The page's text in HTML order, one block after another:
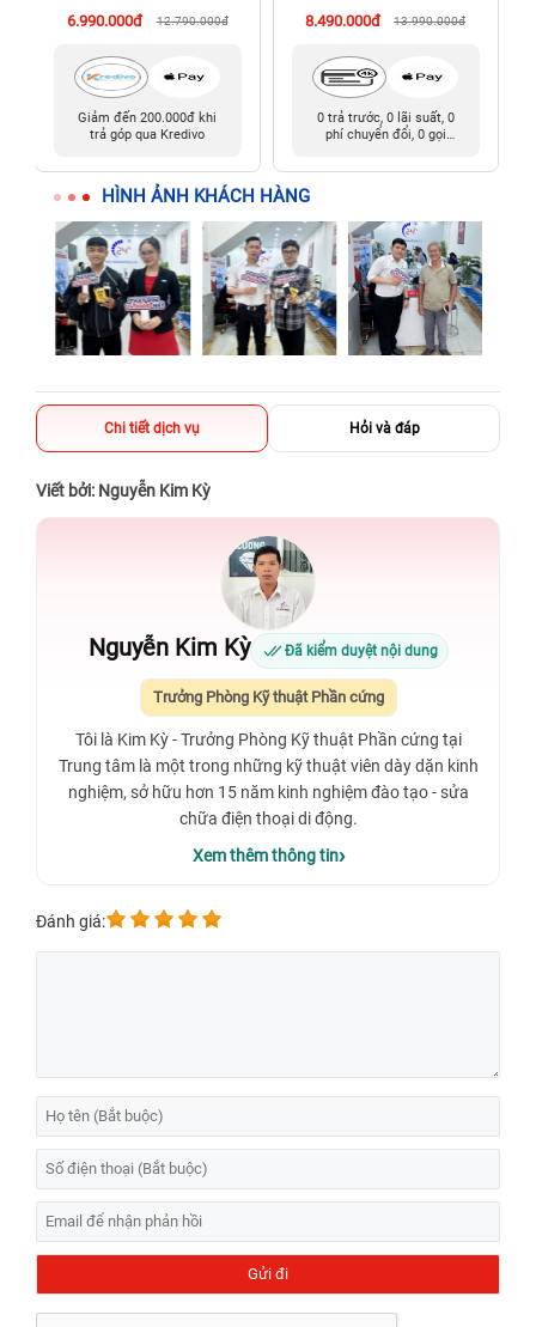
6.990.000đ 12.790.000đ
Giảm đến 200.000đ khi
trả góp qua Kredivo
8.490.000đ 13.990.000đ
0 trả trước, 0 lãi suất, 0
phí chuyển đổi, 0 gọi
HÌNH ẢNH KHÁCH HÀNG
Chi tiết dịch vụ Hỏi và đáp
Viết bởi: Nguyễn Kim Kỳ
Nguyễn Kim Kỳ Đã kiểm duyệt nội dung
Trưởng Phòng Kỹ thuật Phần cứng
Tôi là Kim Kỳ - Trưởng Phòng Kỹ thuật Phần cứng tại
Trung tâm là một trong những kỹ thuật viên dày dặn kinh
nghiệm, sở hữu hơn 15 năm kinh nghiệm đào tạo - sửa
chữa điện thoại di động.
Xem thêm thông tin
Đánh giá: